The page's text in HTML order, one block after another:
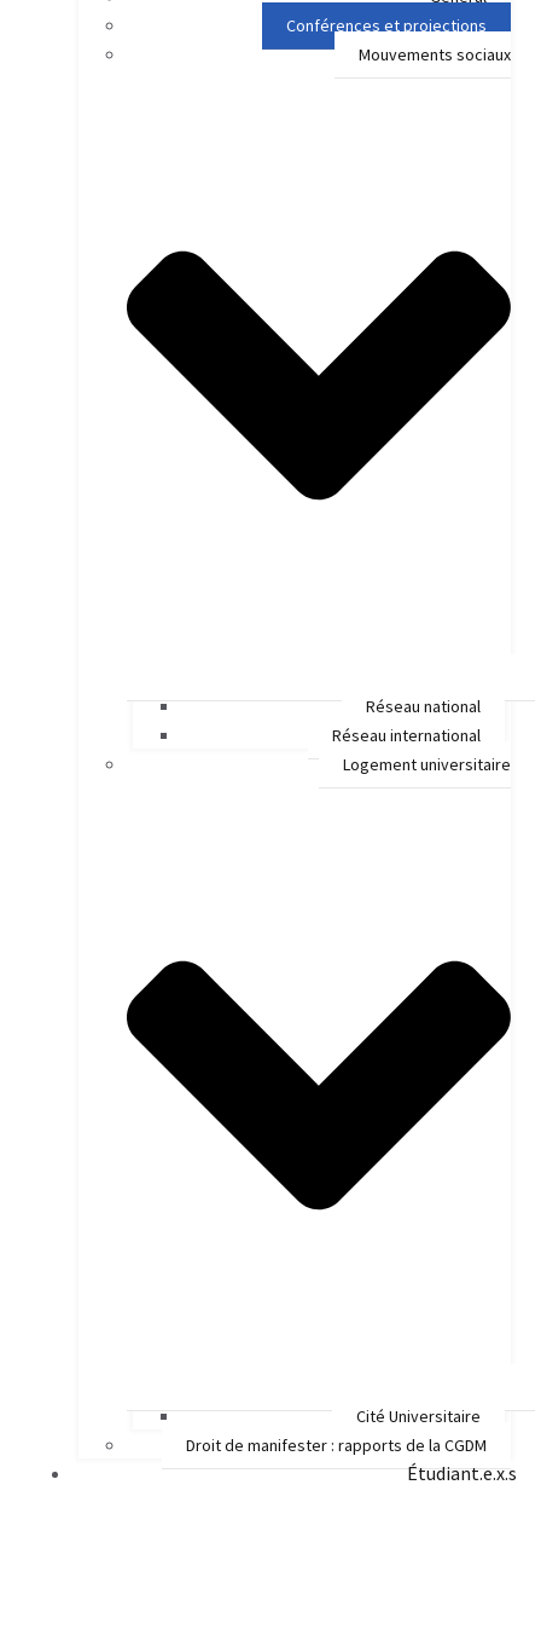
Conférences et projections
Mouvements sociaux
Réseau national
Réseau international
Logement universitaire
Cité Universitaire
Droit de manifester : rapports de la CGDM
Étudiant.e.x.s